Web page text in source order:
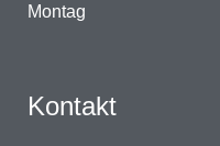
Montag
Kontakt